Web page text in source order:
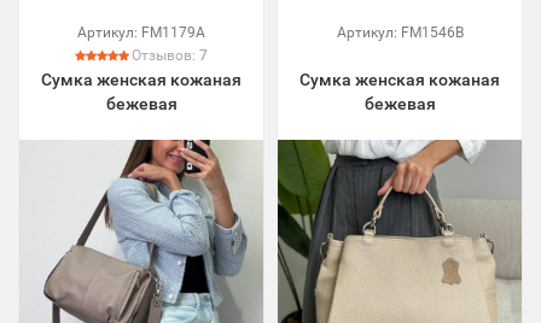
Артикул: FM1179A
Отзывов: 7
Сумка женская кожаная
бежевая
Артикул: FM1546B
Сумка женская кожаная
бежевая